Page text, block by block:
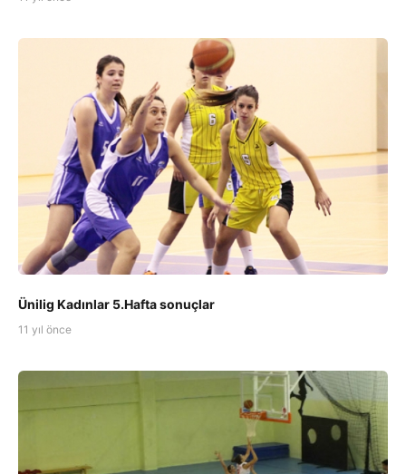
Ünilig Kadınlar 5.Hafta sonuçlar
11 yıl önce